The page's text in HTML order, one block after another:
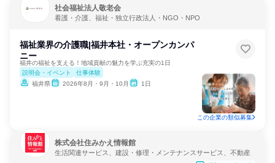
社会福祉法人敬老会
看護・介護、福祉・独立行政法人・NGO・NPO
福祉業界の介護職|福井本社・オープンカンパ
ニー
福井の福祉を支える！地域貢献の魅力を学ぶ充実の1日
説明会・イベント
仕事体験
福井県
2026年8月・9月・10月 1日
この企業の類似募集
株式会社住みかえ情報館
生活関連サービス、建設・修理・メンテナンスサービス、不動産